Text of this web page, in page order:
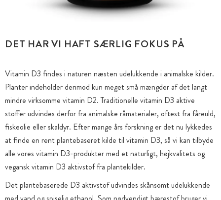
DET HAR VI HAFT SÆRLIG FOKUS PÅ
Vitamin D3 findes i naturen næsten udelukkende i animalske kilder.
Planter indeholder derimod kun meget små mængder af det langt
mindre virksomme vitamin D2. Traditionelle vitamin D3 aktive
stoffer udvindes derfor fra animalske råmaterialer, oftest fra fåreuld,
fiskeolie eller skaldyr. Efter mange års forskning er det nu lykkedes
at finde en rent plantebaseret kilde til vitamin D3, så vi kan tilbyde
alle vores vitamin D3-produkter med et naturligt, højkvalitets og
vegansk vitamin D3 aktivstof fra plantekilder.
Det plantebaserede D3 aktivstof udvindes skånsomt udelukkende